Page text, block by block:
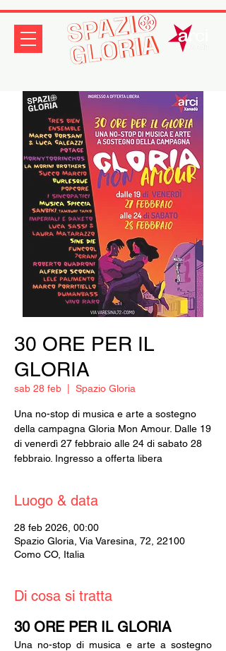
30 ORE PER IL
GLORIA
sab 28 feb Spazio Gloria
Una no-stop di musica e arte a sostegno
della campagna Gloria Mon Amour. Dalle 19
di venerdì 27 febbraio alle 24 di sabato 28
febbraio. Ingresso a offerta libera
Luogo & data
28 feb 2026, 00:00
Spazio Gloria, Via Varesina, 72, 22100
Como CO, Italia
Di cosa si tratta
30 ORE PER IL GLORIA
Una no-stop di musica e arte a sostegno